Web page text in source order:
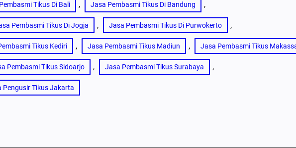
Tikus Di Bali , Jasa Pembasmi Tikus Di Bandung ,
Pembasmi Tikus Di Jogja , Jasa Pembasmi Tikus Di Purwokerto ,
Tikus Kediri , Jasa Pembasmi Tikus Madiun , Jasa Pembasmi Tikus
Pembasmi Tikus Sidoarjo , Jasa Pembasmi Tikus Surabaya ,
Pengusir Tikus Jakarta